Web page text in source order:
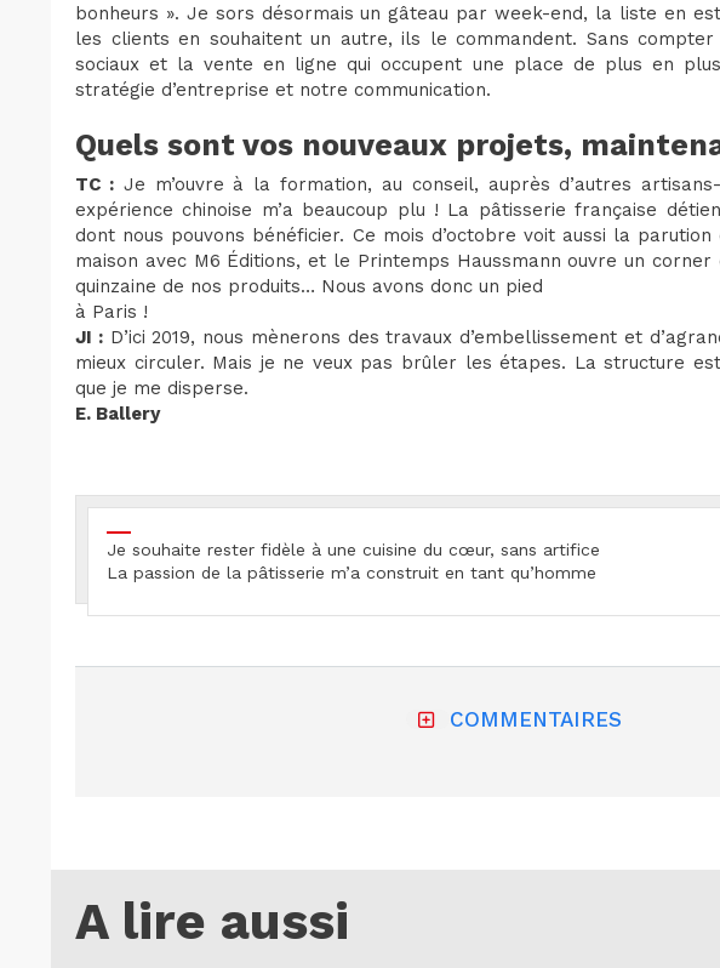
bonheurs ». Je sors désormais un gâteau par week-end, la liste en
les clients en souhaitent un autre, ils le commandent. Sans compter
sociaux et la vente en ligne qui occupent une place de plus en
stratégie d’entreprise et notre communication.
Quels sont vos nouveaux projets,
TC :Je m’ouvre à la formation, au conseil, auprès d’autres
expérience chinoise m’a beaucoup plu ! La pâtisserie française
dont nous pouvons bénéficier. Ce mois d’octobre voit aussi la
maison avec M6 Éditions, et le Printemps Haussmann ouvre un corner
quinzaine de nos produits… Nous avons donc un pied
à Paris !
JI :D’ici 2019, nous mènerons des travaux d’embellissement et
mieux circuler. Mais je ne veux pas brûler les étapes. La structure
que je me disperse.
E. Ballery
Je souhaite rester fidèle à une cuisine du cœur, sans artifice
La passion de la pâtisserie m’a construit en tant qu’homme
COMMENTAIRES
A lire aussi